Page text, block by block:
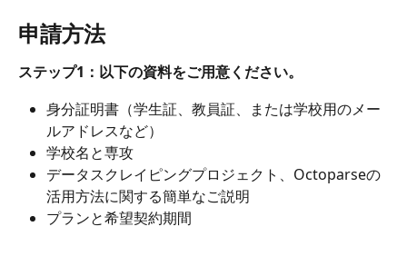
申請方法
ステップ1：以下の資料をご用意ください。
身分証明書（学生証、教員証、または学校用のメー
ルアドレスなど）
学校名と専攻
データスクレイピングプロジェクト、Octoparseの
活用方法に関する簡単なご説明
プランと希望契約期間